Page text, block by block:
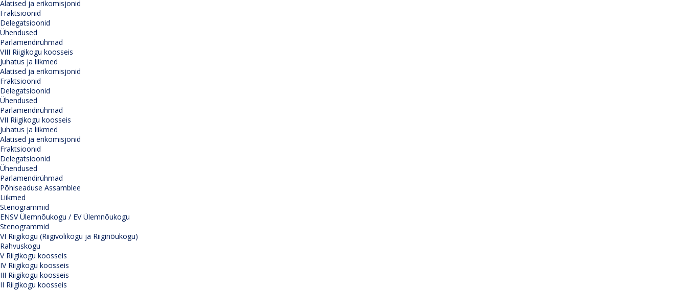
Alatised ja erikomisjonid
Fraktsioonid
Delegatsioonid
Ühendused
Parlamendirühmad
VIII Riigikogu koosseis
Juhatus ja liikmed
Alatised ja erikomisjonid
Fraktsioonid
Delegatsioonid
Ühendused
Parlamendirühmad
VII Riigikogu koosseis
Juhatus ja liikmed
Alatised ja erikomisjonid
Fraktsioonid
Delegatsioonid
Ühendused
Parlamendirühmad
Põhiseaduse Assamblee
Liikmed
Stenogrammid
ENSV Ülemnõukogu / EV Ülemnõukogu
Stenogrammid
VI Riigikogu (Riigivolikogu ja Riiginõukogu)
Rahvuskogu
V Riigikogu koosseis
IV Riigikogu koosseis
III Riigikogu koosseis
II Riigikogu koosseis